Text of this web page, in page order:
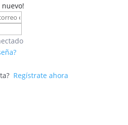
nuevo!
Regístrate ahora